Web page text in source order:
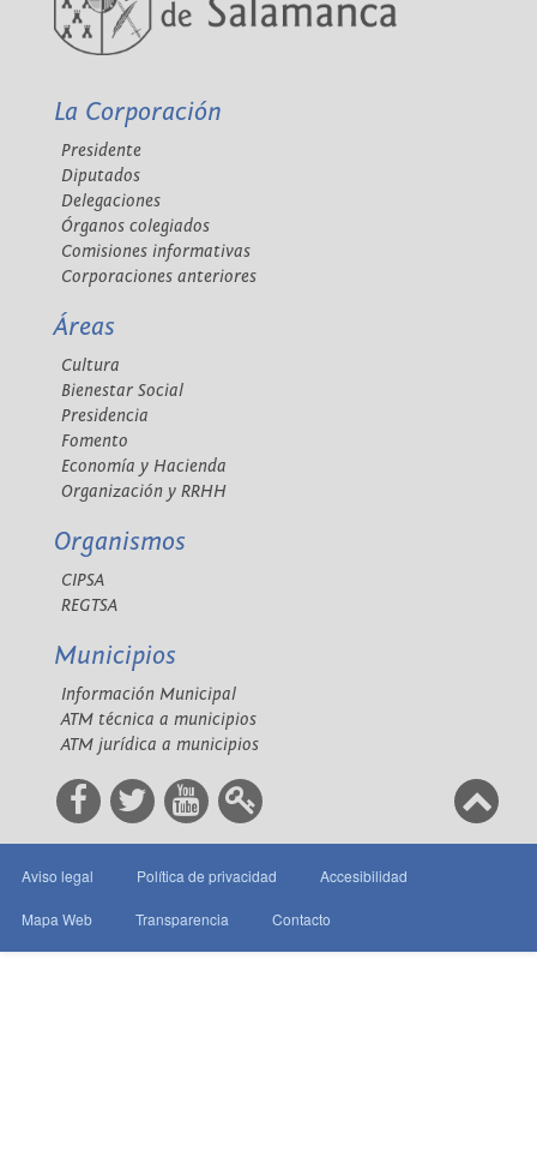
La Corporación
Presidente
Diputados
Delegaciones
Órganos colegiados
Comisiones informativas
Corporaciones anteriores
Áreas
Cultura
Bienestar Social
Presidencia
Fomento
Economía y Hacienda
Organización y RRHH
Organismos
CIPSA
REGTSA
Municipios
Información Municipal
ATM técnica a municipios
ATM jurídica a municipios
Aviso legal Política de privacidad Accesibilidad
Mapa Web Transparencia Contacto